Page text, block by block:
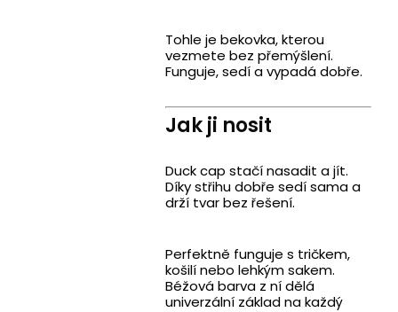
Tohle je bekovka, kterou
vezmete bez přemýšlení.
Funguje, sedí a vypadá dobře.
Jak ji nosit
Duck cap stačí nasadit a jít.
Díky střihu dobře sedí sama a
drží tvar bez řešení.
Perfektně funguje s tričkem,
košilí nebo lehkým sakem.
Béžová barva z ní dělá
univerzální základ na každý